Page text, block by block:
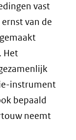
vast
van de
Het
instrument
bepaald
neemt